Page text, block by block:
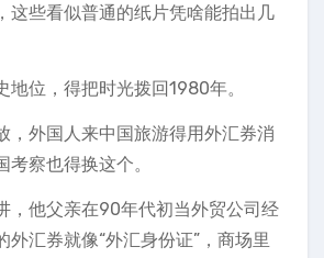
这些看似普通的纸片凭啥能拍出几
地位，得把时光拨回1980年。
，外国人来中国旅游得用外汇券消
察也得换这个。
，他父亲在90年代初当外贸公司经
外汇券就像“外汇身份证”，商场里